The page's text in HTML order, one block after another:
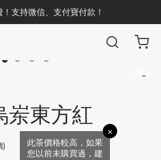
支持微信、支付寶付款！
岽東方紅
有 位顧客進行評分
)
此茶價格較高，如果
您以前未購買過，建
×